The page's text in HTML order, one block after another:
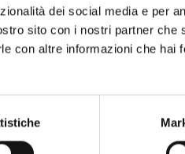
dei social media e per
sito con i nostri partner che
con altre informazioni che hai